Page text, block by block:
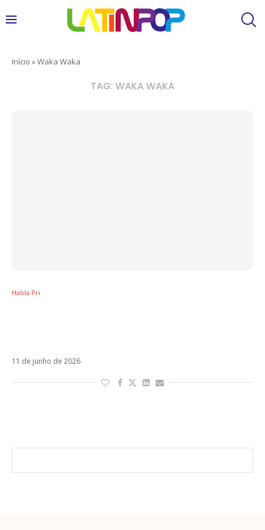
Início »Waka Waka
TAG: WAKA WAKA
Habla Pri
11 de junho de 2026